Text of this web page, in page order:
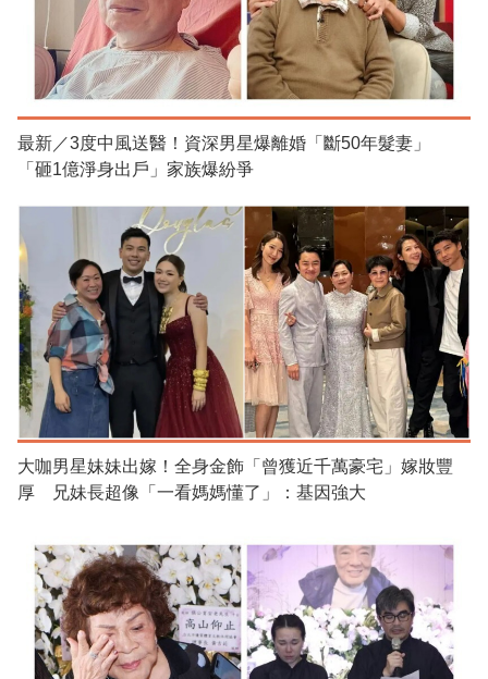
最新／3度中風送醫！資深男星爆離婚「斷50年髮妻」
「砸1億淨身出戶」家族爆紛爭
大咖男星妹妹出嫁！全身金飾「曾獲近千萬豪宅」嫁妝豐
厚 兄妹長超像「一看媽媽懂了」：基因強大